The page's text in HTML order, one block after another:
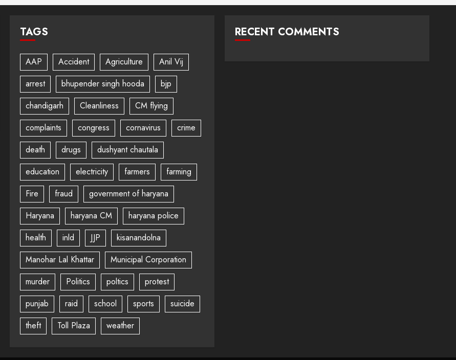
TAGS
AAP Accident Agriculture
Anil Vij
arrest
bhupender singh hooda
bjp
chandigarh
Cleanliness
CM flying
complaints
congress cornavirus
crime
death
drugs
dushyant chautala
education
electricity farmers
farming
Fire
fraud
government of haryana
Haryana
haryana CM
haryana police
health
inld JJP
kisanandolna
Manohar Lal Khattar
Municipal Corporation
murder
Politics poltics
protest
punjab
raid school sports
suicide
theft
Toll Plaza weather
RECENT COMMENTS